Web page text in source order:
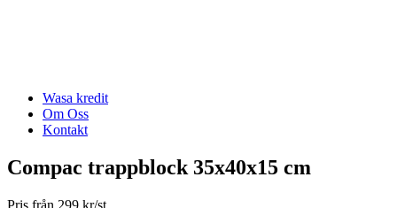
Wasa kredit
Om Oss
Kontakt
Compac trappblock 35x40x15 cm
Pris från 299 kr/st